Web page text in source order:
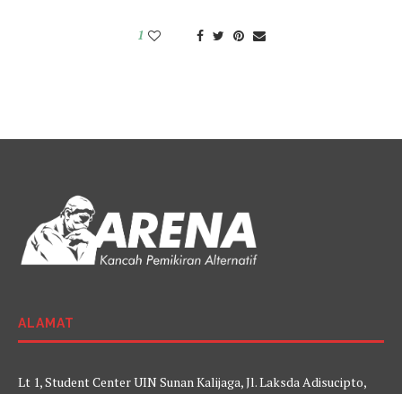
1
ALAMAT
Lt 1, Student Center UIN Sunan Kalijaga, Jl. Laksda Adisucipto,